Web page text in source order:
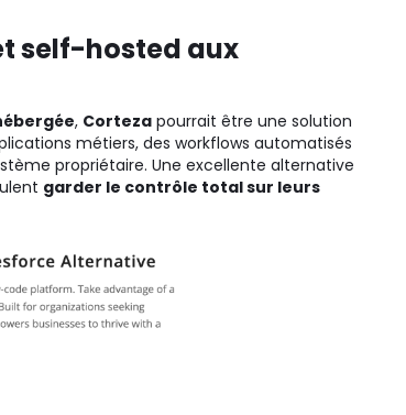
self-hosted aux
, Cortezapourrait être une solution
métiers, des workflows automatisés
propriétaire. Une excellente alternative
garder le contrôle total sur leurs